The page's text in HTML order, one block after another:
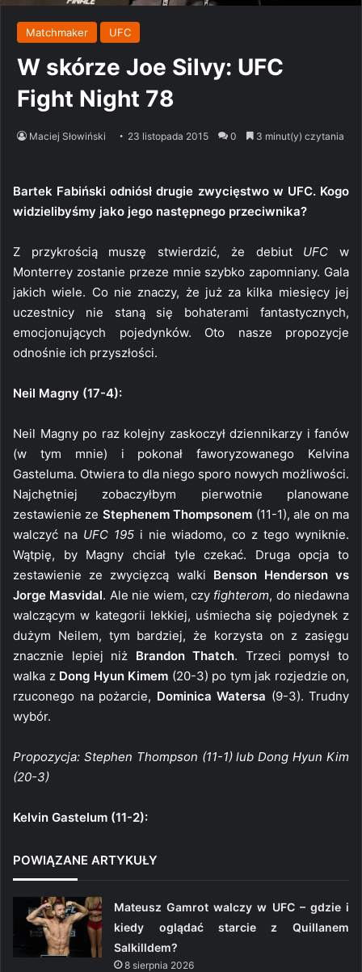
Matchmaker UFC
W skórze Joe Silvy: UFC
Fight Night 78
Maciej Słowiński 23 listopada 2015 0 3 minut(y) czytania
Bartek Fabiński odniósł drugie zwycięstwo w UFC. Kogo
widzielibyśmy jako jego następnego przeciwnika?
Z przykrością muszę stwierdzić, że debiut UFC w
Monterrey zostanie przeze mnie szybko zapomniany. Gala
jakich wiele. Co nie znaczy, że już za kilka miesięcy jej
uczestnicy nie staną się bohaterami fantastycznych,
emocjonujących pojedynków. Oto nasze propozycje
odnośnie ich przyszłości.
Neil Magny (17-4):
Neil Magny po raz kolejny zaskoczył dziennikarzy i fanów
(w tym mnie) i pokonał faworyzowanego Kelvina
Gasteluma. Otwiera to dla niego sporo nowych możliwości.
Najchętniej zobaczyłbym pierwotnie planowane
zestawienie ze Stephenem Thompsonem (11-1), ale on ma
walczyć na UFC 195i nie wiadomo, co z tego wyniknie.
Wątpię, by Magny chciał tyle czekać. Druga opcja to
zestawienie ze zwycięzcą walki Benson Henderson vs
Jorge Masvidal. Ale nie wiem, czy fighterom, do niedawna
walczącym w kategorii lekkiej, uśmiecha się pojedynek z
dużym Neilem, tym bardziej, że korzysta on z zasięgu
znacznie lepiej niż Brandon Thatch. Trzeci pomysł to
walka z Dong Hyun Kimem (20-3) po tym jak rozjedzie on,
rzuconego na pożarcie, Dominica Watersa (9-3). Trudny
wybór.
Propozycja: Stephen Thompson (11-1) lub Dong Hyun Kim
(20-3)
Kelvin Gastelum (11-2):
POWIĄZANE ARTYKUŁY
Mateusz Gamrot walczy w UFC – gdzie i
kiedy oglądać starcie z Quillanem
Salkilldem?
8 sierpnia 2026